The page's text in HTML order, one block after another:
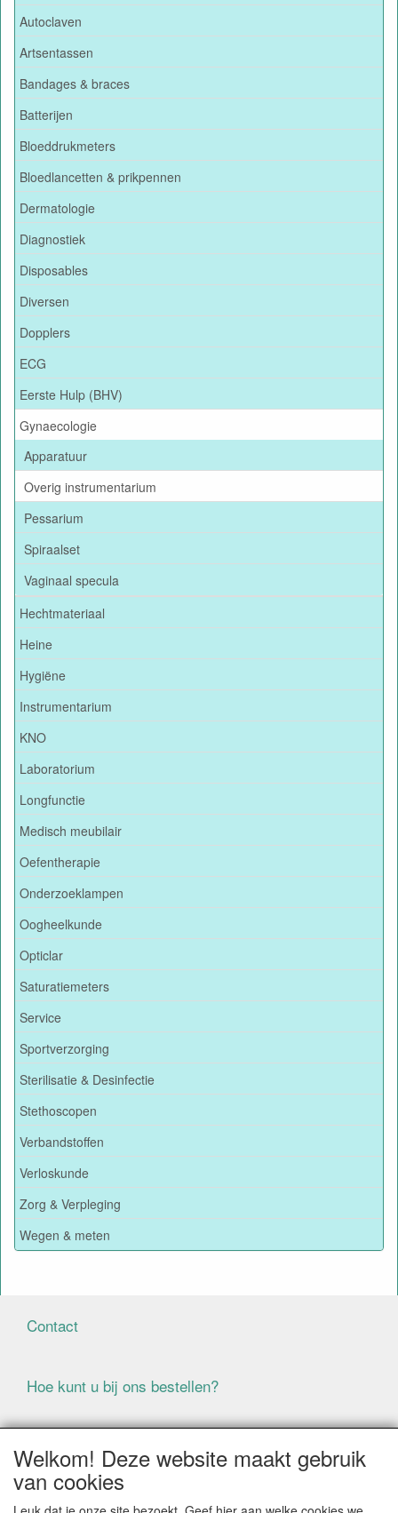
Autoclaven
Artsentassen
Bandages & braces
Batterijen
Bloeddrukmeters
Bloedlancetten & prikpennen
Dermatologie
Diagnostiek
Disposables
Diversen
Dopplers
ECG
Eerste Hulp (BHV)
Gynaecologie
Apparatuur
Overig instrumentarium
Pessarium
Spiraalset
Vaginaal specula
Hechtmateriaal
Heine
Hygiëne
Instrumentarium
KNO
Laboratorium
Longfunctie
Medisch meubilair
Oefentherapie
Onderzoeklampen
Oogheelkunde
Opticlar
Saturatiemeters
Service
Sportverzorging
Sterilisatie & Desinfectie
Stethoscopen
Verbandstoffen
Verloskunde
Zorg & Verpleging
Wegen & meten
Contact
Hoe kunt u bij ons bestellen?
Voorwaarden
Welkom! Deze website maakt gebruik
van cookies